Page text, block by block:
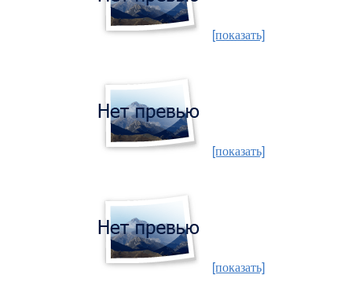
[показать]
[показать]
[показать]